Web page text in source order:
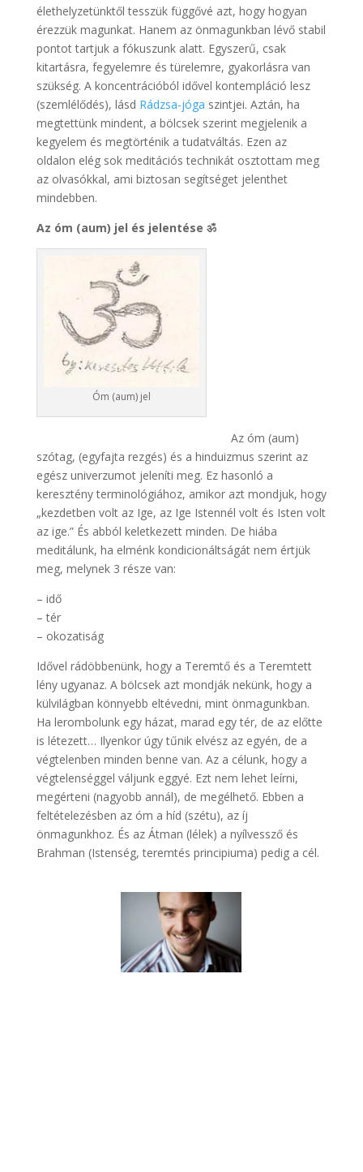
élethelyzetünktől tesszük függővé azt, hogy hogyan
érezzük magunkat. Hanem az önmagunkban lévő stabil
pontot tartjuk a fókuszunk alatt. Egyszerű, csak
kitartásra, fegyelemre és türelemre, gyakorlásra van
szükség. A koncentrációból idővel kontempláció lesz
(szemlélődés), lásd Rádzsa-jóga szintjei. Aztán, ha
megtettünk mindent, a bölcsek szerint megjelenik a
kegyelem és megtörténik a tudatváltás. Ezen az
oldalon elég sok meditációs technikát osztottam meg
az olvasókkal, ami biztosan segítséget jelenthet
mindebben.
Az óm (aum) jel és jelentése ॐ
Óm (aum) jel
Az óm (aum)
szótag, (egyfajta rezgés) és a hinduizmus szerint az
egész univerzumot jeleníti meg. Ez hasonló a
keresztény terminológiához, amikor azt mondjuk, hogy
„kezdetben volt az Ige, az Ige Istennél volt és Isten volt
az ige.” És abból keletkezett minden. De hiába
meditálunk, ha elménk kondicionáltságát nem értjük
meg, melynek 3 része van:
– idő
– tér
– okozatiság
Idővel rádöbbenünk, hogy a Teremtő és a Teremtett
lény ugyanaz. A bölcsek azt mondják nekünk, hogy a
külvilágban könnyebb eltévedni, mint önmagunkban.
Ha lerombolunk egy házat, marad egy tér, de az előtte
is létezett… Ilyenkor úgy tűnik elvész az egyén, de a
végtelenben minden benne van. Az a célunk, hogy a
végtelenséggel váljunk eggyé. Ezt nem lehet leírni,
megérteni (nagyobb annál), de megélhető. Ebben a
feltételezésben az óm a híd (szétu), az íj
önmagunkhoz. És az Átman (lélek) a nyílvessző és
Brahman (Istenség, teremtés principiuma) pedig a cél.